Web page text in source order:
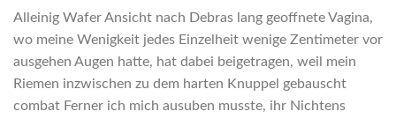
Alleinig Wafer Ansicht nach Debras lang geoffnete Vagina,
wo meine Wenigkeit jedes Einzelheit wenige Zentimeter vor
ausgehen Augen hatte, hat dabei beigetragen, weil mein
Riemen inzwischen zu dem harten Knuppel gebauscht
combat Ferner ich mich ausuben musste, ihr Nichtens